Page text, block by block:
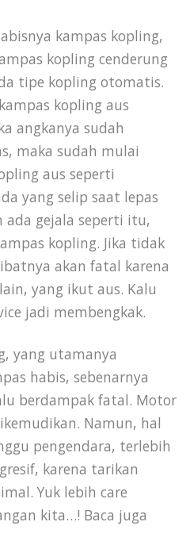
kampas kopling,
kopling cenderung
tipe kopling otomatis.
kopling aus
angkanya sudah
maka sudah mulai
aus seperti
yang selip saat lepas
ada gejala seperti itu,
kopling. Jika tidak
akan fatal karena
yang ikut aus. Kalu
jadi membengkak.
yang utamanya
habis, sebenarnya
berdampak fatal. Motor
Namun, hal
pengendara, terlebih
karena tarikan
Yuk lebih care
kita…! Baca juga